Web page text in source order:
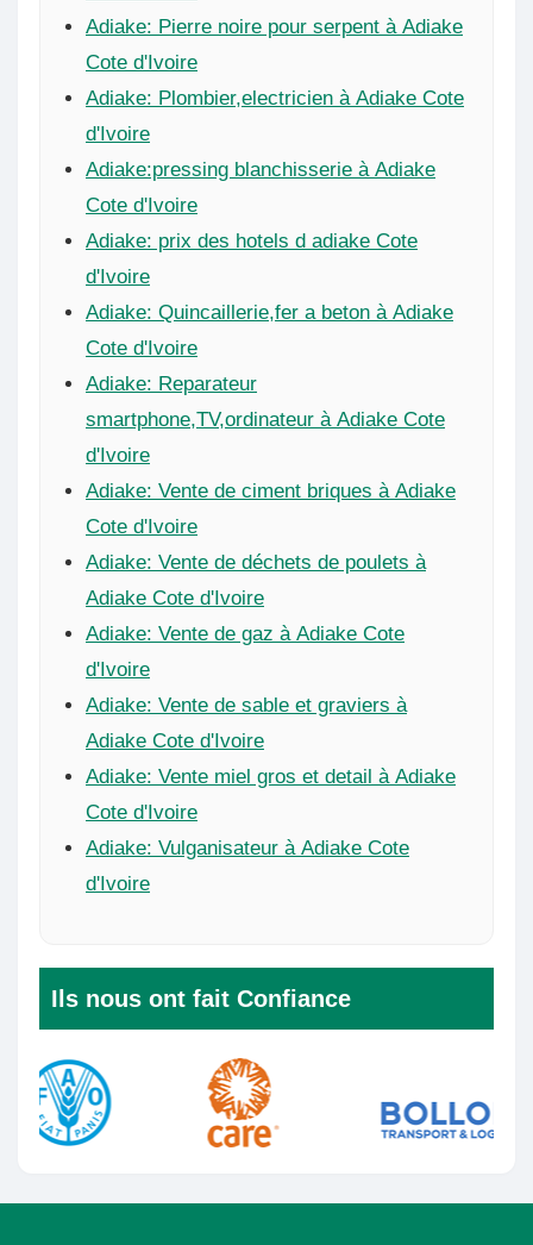
Adiake: Pierre noire pour serpent à Adiake
Cote d'Ivoire
Adiake: Plombier,electricien à Adiake Cote
d'Ivoire
Adiake:pressing blanchisserie à Adiake
Cote d'Ivoire
Adiake: prix des hotels d adiake Cote
d'Ivoire
Adiake: Quincaillerie,fer a beton à Adiake
Cote d'Ivoire
Adiake: Reparateur
smartphone,TV,ordinateur à Adiake Cote
d'Ivoire
Adiake: Vente de ciment briques à Adiake
Cote d'Ivoire
Adiake: Vente de déchets de poulets à
Adiake Cote d'Ivoire
Adiake: Vente de gaz à Adiake Cote
d'Ivoire
Adiake: Vente de sable et graviers à
Adiake Cote d'Ivoire
Adiake: Vente miel gros et detail à Adiake
Cote d'Ivoire
Adiake: Vulganisateur à Adiake Cote
d'Ivoire
Ils nous ont fait Confiance